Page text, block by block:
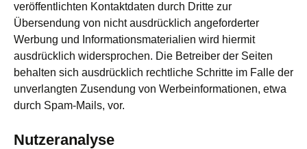
veröffentlichten Kontaktdaten durch Dritte zur
Übersendung von nicht ausdrücklich angeforderter
Werbung und Informationsmaterialien wird hiermit
ausdrücklich widersprochen. Die Betreiber der Seiten
behalten sich ausdrücklich rechtliche Schritte im Falle der
unverlangten Zusendung von Werbeinformationen, etwa
durch Spam-Mails, vor.
Nutzeranalyse